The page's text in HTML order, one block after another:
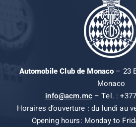
Automobile Club de Monaco– 23
Monaco
info@acm.mc– Tel. :
Horaires d’ouverture : du lundi au
Opening hours: Monday to